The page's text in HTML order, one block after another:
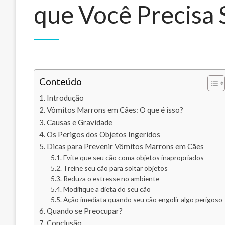
que Você Precisa
Conteúdo
Introdução
Vômitos Marrons em Cães: O que é isso?
Causas e Gravidade
Os Perigos dos Objetos Ingeridos
Dicas para Prevenir Vômitos Marrons em Cães
Evite que seu cão coma objetos inapropriados
Treine seu cão para soltar objetos
Reduza o estresse no ambiente
Modifique a dieta do seu cão
Ação imediata quando seu cão engolir algo perigoso
Quando se Preocupar?
Conclusão